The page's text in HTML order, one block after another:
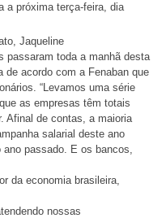
a próxima terça-feira, dia
Jaqueline
passaram toda a manhã desta
de acordo com a Fenaban que
“Levamos uma série
as empresas têm totais
Afinal de contas, a maioria
salarial deste ano
passado. E os bancos,
da economia brasileira,
nossas